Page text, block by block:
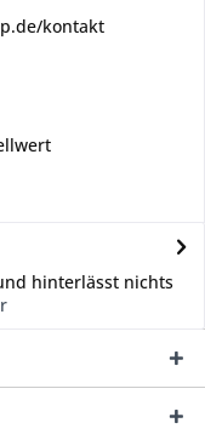
kontakt
hinterlässt nichts